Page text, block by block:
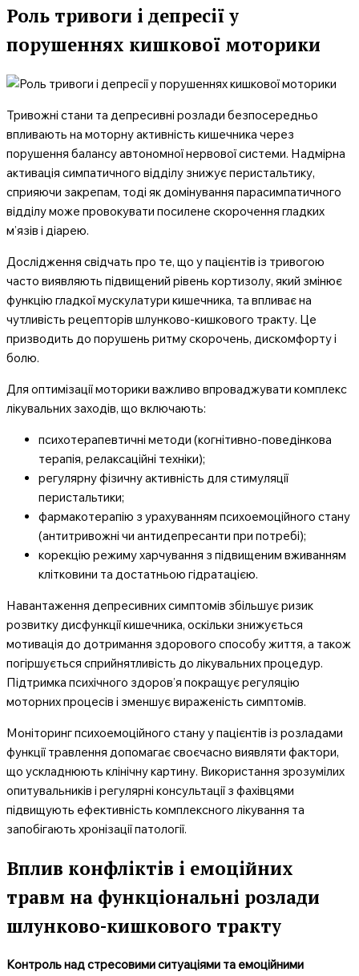
Роль тривоги і депресії у
порушеннях кишкової моторики
Тривожні стани та депресивні розлади безпосередньо
впливають на моторну активність кишечника через
порушення балансу автономної нервової системи. Надмірна
активація симпатичного відділу знижує перистальтику,
сприяючи закрепам, тоді як домінування парасимпатичного
відділу може провокувати посилене скорочення гладких
м’язів і діарею.
Дослідження свідчать про те, що у пацієнтів із тривогою
часто виявляють підвищений рівень кортизолу, який змінює
функцію гладкої мускулатури кишечника, та впливає на
чутливість рецепторів шлунково-кишкового тракту. Це
призводить до порушень ритму скорочень, дискомфорту і
болю.
Для оптимізації моторики важливо впроваджувати комплекс
лікувальних заходів, що включають:
психотерапевтичні методи (когнітивно-поведінкова
терапія, релаксаційні техніки);
регулярну фізичну активність для стимуляції
перистальтики;
фармакотерапію з урахуванням психоемоційного стану
(антитривожні чи антидепресанти при потребі);
корекцію режиму харчування з підвищеним вживанням
клітковини та достатньою гідратацією.
Навантаження депресивних симптомів збільшує ризик
розвитку дисфункції кишечника, оскільки знижується
мотивація до дотримання здорового способу життя, а також
погіршується сприйнятливість до лікувальних процедур.
Підтримка психічного здоров’я покращує регуляцію
моторних процесів і зменшує вираженість симптомів.
Моніторинг психоемоційного стану у пацієнтів із розладами
функції травлення допомагає своєчасно виявляти фактори,
що ускладнюють клінічну картину. Використання зрозумілих
опитувальників і регулярні консультації з фахівцями
підвищують ефективність комплексного лікування та
запобігають хронізації патології.
Вплив конфліктів і емоційних
травм на функціональні розлади
шлунково-кишкового тракту
Контроль над стресовими ситуаціями та емоційними